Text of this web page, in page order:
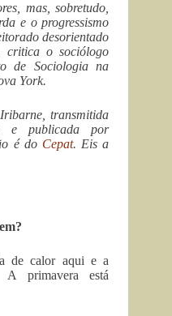
mas, sobretudo,
e o progressismo
desorientado
critica o sociólogo
de Sociologia na
York.
transmitida
e publicada por
é do Cepat. Eis a
de calor aqui e a
A primavera está